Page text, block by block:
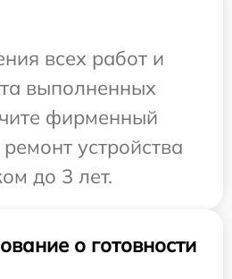
всех работ и
выполненных
фирменный
устройства
до 3 лет.
о готовности